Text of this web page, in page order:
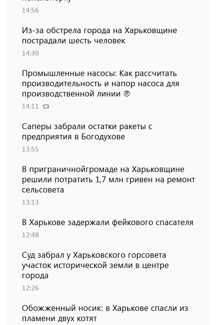
14:56
Из-за обстрела города на Харьковщине
пострадали шесть человек
14:30
Промышленные насосы: Как рассчитать
производительность и напор насоса для
производственной линии ℗
14:11
Саперы забрали остатки ракеты с
предприятия в Богодухове
13:55
В приграничнойгромаде на Харьковщине
решили потратить 1,7 млн ​​гривен на ремонт
сельсовета
13:13
В Харькове задержали фейкового спасателя
12:48
Суд забрал у Харьковского горсовета
участок исторической земли в центре
города
12:26
Обожженный носик: в Харькове спасли из
пламени двух котят